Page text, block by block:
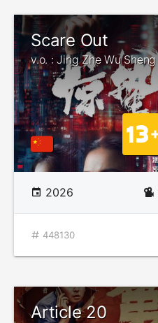
Scare Out
v.o. : Jing Zhe Wu Sheng
2026
448130
Article 20